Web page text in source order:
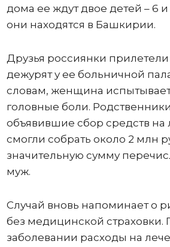
дома ее ждут двое детей – 6 и
они находятся в Башкирии.
Друзья россиянки прилетели
дежурят у ее больничной
словам, женщина
головные боли.
объявившие сбор средств на
смогли собрать около 2 млн
значительную сумму
муж.
Случай вновь напоминает о
без медицинской страховки.
заболевании расходы на